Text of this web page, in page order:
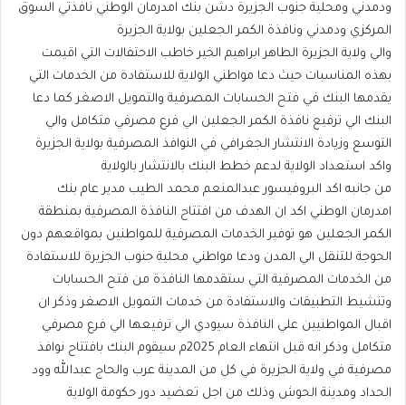
ودمدني ومحلية جنوب الجزيرة دشن بنك امدرمان الوطني نافذتي السوق
المركزي ودمدني ونافذة الكمر الجعلين بولاية الجزيرة
والي ولاية الجزيرة الطاهر ابراهيم الخير خاطب الاحتفالات التي اقيمت
بهذه المناسبات حيث دعا مواطني الولاية للاستفادة من الخدمات التي
يقدمها البنك في فتح الحسابات المصرفية والتمويل الاصغر كما دعا
البنك الي ترفيع نافذة الكمر الجعلين الي فرع مصرفي متكامل والي
التوسع وزيادة الانتشار الجغرافي في النوافذ المصرفية بولاية الجزيرة
واكد استعداد الولاية لدعم خطط البنك بالانتشار بالولاية
من جانبه اكد البروفيسور عبدالمنعم محمد الطيب مدير عام بنك
امدرمان الوطني اكد ان الهدف من افتتاح النافذة المصرفية بمنطقة
الكمر الجعلين هو توفير الخدمات المصرفية للمواطنين بمواقعهم دون
الحوجة للتنقل الي المدن ودعا مواطني محلية جنوب الجزيرة للاستفادة
من الخدمات المصرفية التي ستقدمها النافذة من فتح الحسابات
وتنشيط التطبيقات والاستفادة من خدمات التمويل الاصغر وذكر ان
اقبال المواطنيين علي النافذة سيودي الي ترفيعها الي فرع مصرفي
متكامل وذكر انه قبل انتهاء العام 2025م سيقوم البنك بافتتاح نوافذ
مصرفية في ولاية الجزيرة في كل من المدينة عرب والحاج عبدالله وود
الحداد ومدينة الحوش وذلك من اجل تعضيد دور حكومة الولاية